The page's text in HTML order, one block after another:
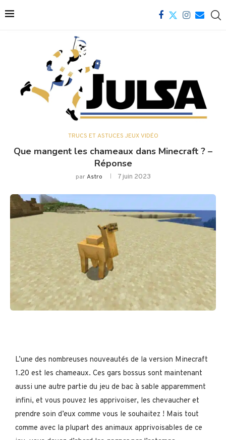
TRUCS ET ASTUCES JEUX VIDÉO
Que mangent les chameaux dans Minecraft ? –
Réponse
parAstro 7 juin 2023
L’une des nombreuses nouveautés de la version Minecraft
1.20 est les chameaux. Ces gars bossus sont maintenant
aussi une autre partie du jeu de bac à sable apparemment
infini, et vous pouvez les apprivoiser, les chevaucher et
prendre soin d’eux comme vous le souhaitez ! Mais tout
comme avec la plupart des animaux apprivoisables de ce